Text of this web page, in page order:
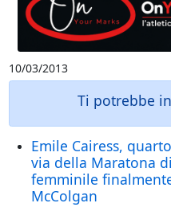
10/03/2013
Ti potrebbe
Emile Cairess,
via della Maratona
femminile
McColgan